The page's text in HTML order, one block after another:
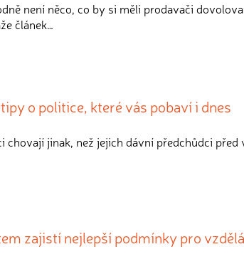
není něco, co by si měli prodavači
článek…
o politice, které vás pobaví i dnes
chovají jinak, než jejich dávní předchůdci před
zajistí nejlepší podmínky pro